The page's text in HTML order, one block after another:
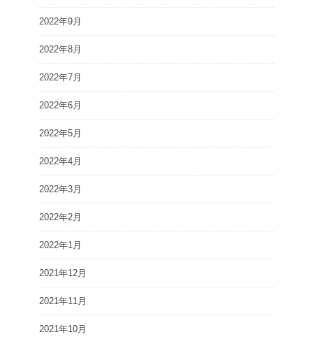
2022年9月
2022年8月
2022年7月
2022年6月
2022年5月
2022年4月
2022年3月
2022年2月
2022年1月
2021年12月
2021年11月
2021年10月